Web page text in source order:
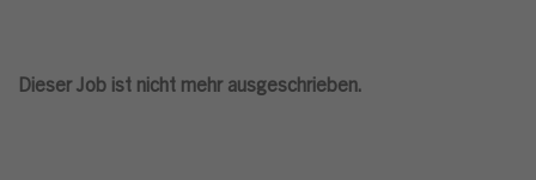
Dieser Job ist nicht mehr ausgeschrieben.